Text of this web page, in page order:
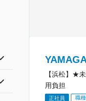
【浜松】★
用負担
正社員 職